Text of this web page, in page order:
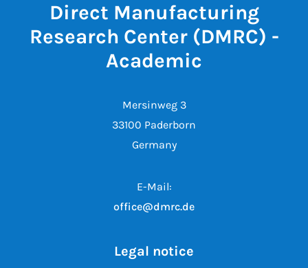
Direct Manufacturing
Research Center (DMRC) -
Academic
Mersinweg 3
33100 Paderborn
Germany
E-Mail:
office@dmrc.de
Legal notice